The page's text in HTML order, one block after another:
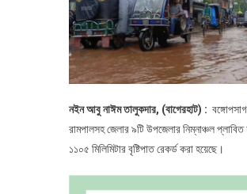
নইন আবু নাঈম তালুকদার, (বাগেরহাট) :
রামপালসহ জেলার ৯টি উপজেলার নিম্নাঞ্চল
১১০৫ মিলিমিটার বৃষ্টিপাত রেকর্ড করা হয়েছে।